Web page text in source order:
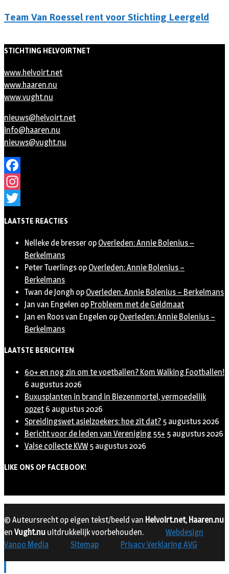
Team Van Roessel rent voor Stichting Leergeld
STICHTING HELVOIRTNET
www.helvoirt.net
www.haaren.nu
www.vught.nu
nieuws@helvoirt.net
info@haaren.nu
nieuws@vught.nu
Facebook
Instagram
LAATSTE REACTIES
Nelleke de bresser op Overleden: Annie Bolenius –
Berkelmans
Peter Tuerlings op Overleden: Annie Bolenius –
Berkelmans
Twan de Jongh op Overleden: Annie Bolenius – Berkelmans
Jan van Engelen op Probleem met de Geldmaat
Jan en Roos van Engelen op Overleden: Annie Bolenius –
Berkelmans
LAATSTE BERICHTEN
60+ en nog zin om te voetballen? Kom Walking Footballen!
6 augustus 2026
Buxusplanten in brand in Biezenmortel, vermoedelijk
opzet 6 augustus 2026
Spreidingswet asielzoekers: hoe zit dat? 5 augustus 2026
Bericht voor de leden van Vereniging 55+ 5 augustus 2026
Valse collecte KVW 5 augustus 2026
LIKE ONS OP FACEBOOK!
© Auteursrecht op eigen tekst/beeld van Helvoirt.net, Haaren.nu
en Vught.nu uitdrukkelijk voorbehouden.
Webdesign
Vanoo Media
Sitemap Privacy Verklaring AVG